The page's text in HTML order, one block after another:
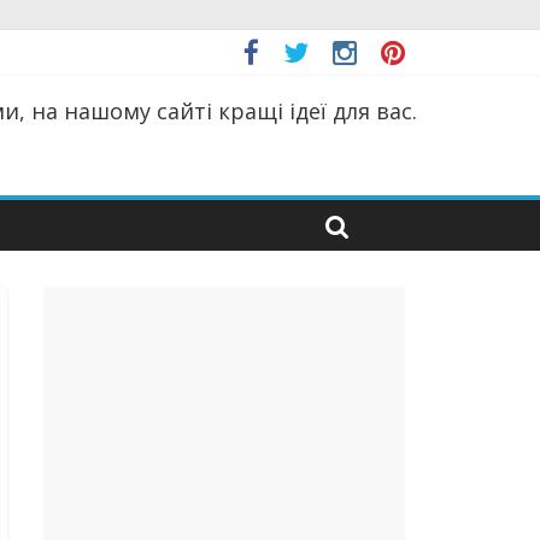
на нашому сайті кращі ідеї для вас.